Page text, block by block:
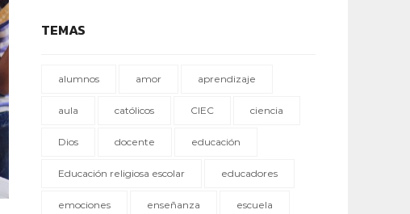
TEMAS
alumnos amor aprendizaje
aula católicos CIEC ciencia
Dios docente educación
Educación religiosa escolar educadores
emociones enseñanza escuela